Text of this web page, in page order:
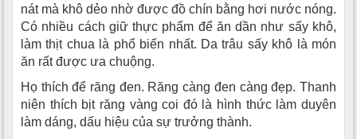
nát mà khô dẻo nhờ được đồ chín bằng hơi nước nóng.
Có nhiều cách giữ thực phẩm để ăn dần như sấy khô,
làm thịt chua là phổ biến nhất. Da trâu sấy khô là món
ăn rất được ưa chuộng.
Họ thích để răng đen. Răng càng đen càng đẹp. Thanh
niên thích bịt răng vàng coi đó là hình thức làm duyên
làm dáng, dấu hiệu của sự trưởng thành.